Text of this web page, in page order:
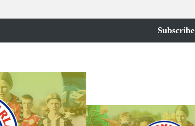
Subscribe